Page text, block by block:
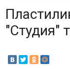
"Студия"